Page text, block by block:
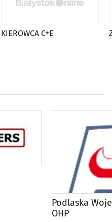
KIEROWCA C+E
Podlaska
OHP